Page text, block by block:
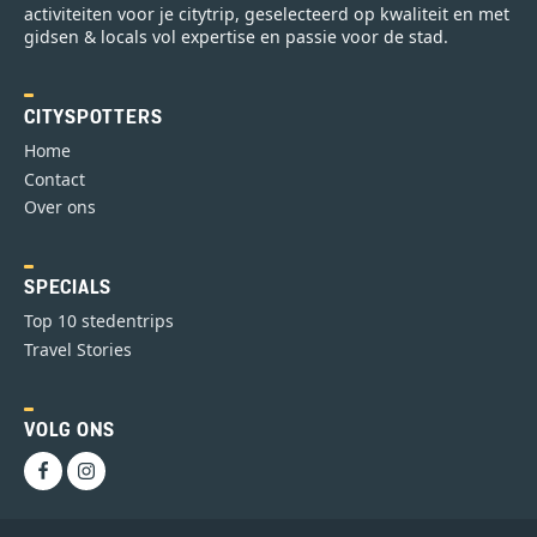
activiteiten voor je citytrip, geselecteerd op kwaliteit en met
gidsen & locals vol expertise en passie voor de stad.
CITYSPOTTERS
Home
Contact
Over ons
SPECIALS
Top 10 stedentrips
Travel Stories
VOLG ONS